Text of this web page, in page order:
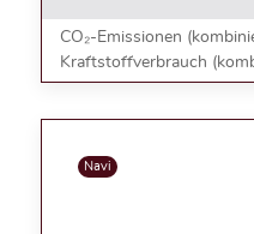
CO₂-Emissionen
Kraftstoffverbrauch
Navi